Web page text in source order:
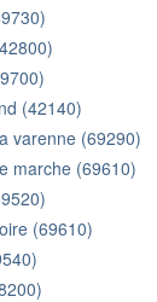
(42140)
varenne (69290)
marche (69610)
(69610)